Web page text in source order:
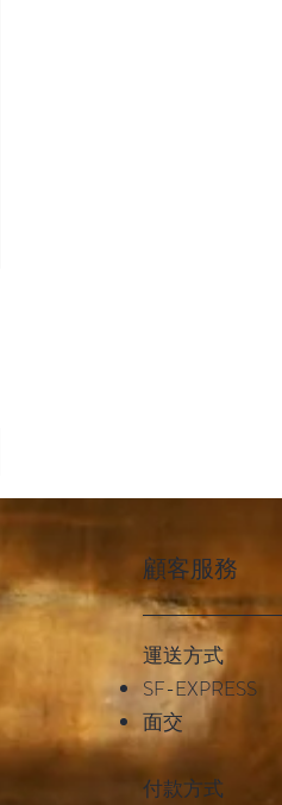
顧客服務
運送方式
SF-EXPRESS
面交
付款方式